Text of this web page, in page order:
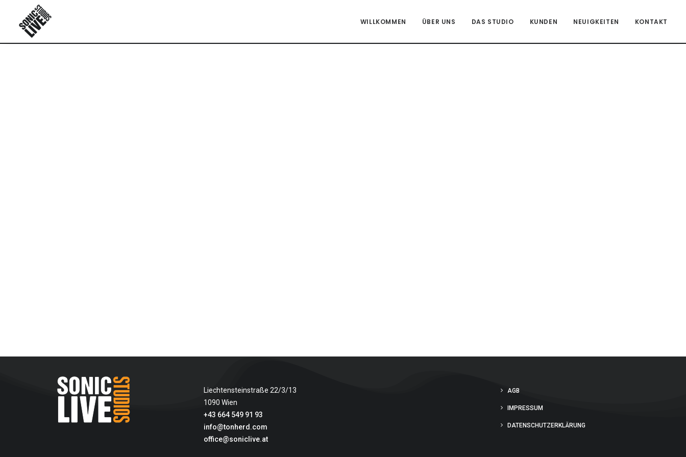
WILLKOMMEN ÜBER UNS DAS STUDIO KUNDEN NEUIGKEITEN KONTAKT
Liechtensteinstraße 22/3/13
1090 Wien
+43 664 549 91 93
info@tonherd.com
office@soniclive.at
AGB
IMPRESSUM
DATENSCHUTZERKLÄRUNG